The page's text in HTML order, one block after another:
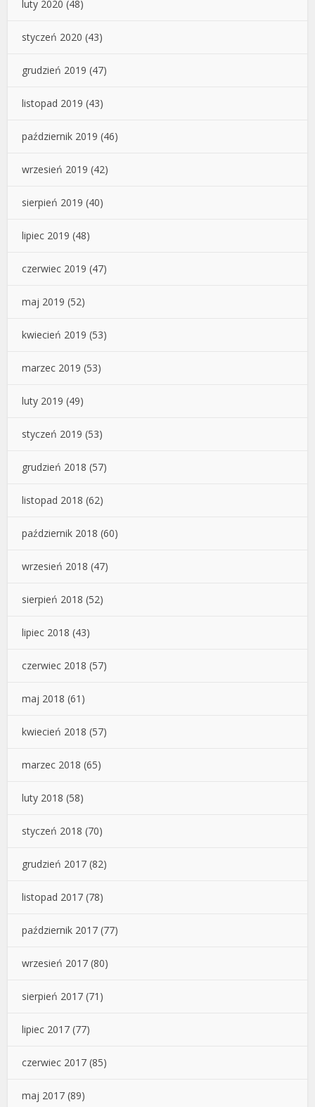
luty 2020 (48)
styczeń 2020 (43)
grudzień 2019 (47)
listopad 2019 (43)
październik 2019 (46)
wrzesień 2019 (42)
sierpień 2019 (40)
lipiec 2019 (48)
czerwiec 2019 (47)
maj 2019 (52)
kwiecień 2019 (53)
marzec 2019 (53)
luty 2019 (49)
styczeń 2019 (53)
grudzień 2018 (57)
listopad 2018 (62)
październik 2018 (60)
wrzesień 2018 (47)
sierpień 2018 (52)
lipiec 2018 (43)
czerwiec 2018 (57)
maj 2018 (61)
kwiecień 2018 (57)
marzec 2018 (65)
luty 2018 (58)
styczeń 2018 (70)
grudzień 2017 (82)
listopad 2017 (78)
październik 2017 (77)
wrzesień 2017 (80)
sierpień 2017 (71)
lipiec 2017 (77)
czerwiec 2017 (85)
maj 2017 (89)